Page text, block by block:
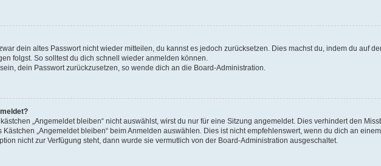
dein altes Passwort nicht wieder mitteilen, du kannst es jedoch zurücksetzen. Dies machst du, indem du auf
folgst. So solltest du dich schnell wieder anmelden können.
dein Passwort zurückzusetzen, so wende dich an die Board-Administration.
„Angemeldet bleiben“ nicht auswählst, wirst du nur für eine Sitzung angemeldet. Dies verhindert den
„Angemeldet bleiben“ beim Anmelden auswählen. Dies ist nicht empfehlenswert, wenn du dich an
nicht zur Verfügung steht, dann wurde sie vermutlich von der Board-Administration ausgeschaltet.